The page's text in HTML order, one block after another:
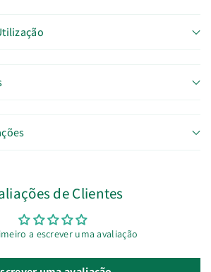
de Clientes
a escrever uma avaliação